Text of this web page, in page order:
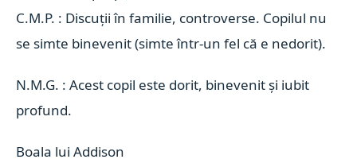
C.M.P. : Discuții în familie, controverse. Copilul nu
se simte binevenit (simte într-un fel că e nedorit).
N.M.G. : Acest copil este dorit, binevenit și iubit
profund.
Boala lui Addison